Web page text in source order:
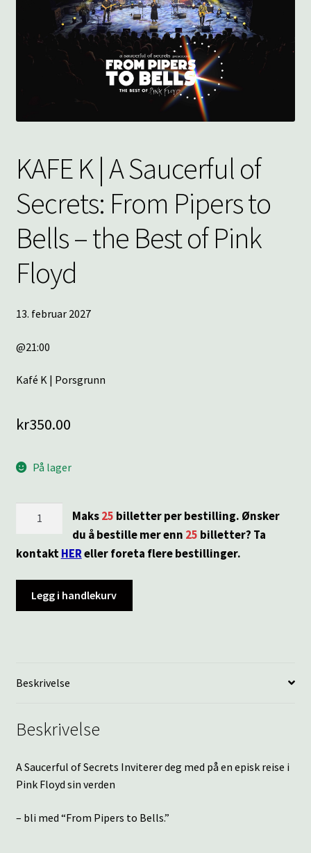
KONTAKT
SPØRSMÅL OG SVAR
KAFE K | A Saucerful of
Secrets: From Pipers to
Bells – the Best of Pink
Floyd
13. februar 2027
@21:00
Kafé K | Porsgrunn
kr350.00
På lager
Saucerful
Secrets:
Bells
Best
Pink
Floyd
Maks25 billetter per bestilling. Ønsker
du å bestille mer enn 25 billetter? Ta
kontaktHEReller foreta flere bestillinger.
Legg i handlekurv
Beskrivelse
Beskrivelse
A Saucerful of Secrets Inviterer deg med på en episk reise i
Pink Floyd sin verden
– bli med “From Pipers to Bells.”